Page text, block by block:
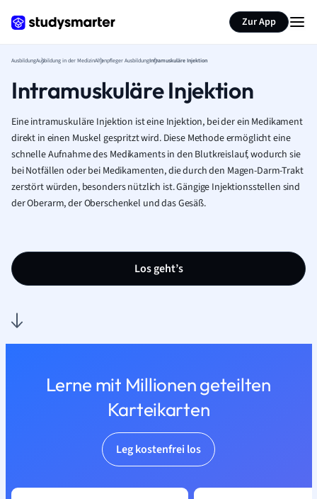
Zur App
AusbildungAusbildung in der MedizinAltenpfleger AusbildungIntramuskuläre Injektion
Intramuskuläre Injektion
Eine intramuskuläre Injektion ist eine Injektion, bei der ein Medikament
direkt in einen Muskel gespritzt wird. Diese Methode ermöglicht eine
schnelle Aufnahme des Medikaments in den Blutkreislauf, wodurch sie
bei Notfällen oder bei Medikamenten, die durch den Magen-Darm-Trakt
zerstört würden, besonders nützlich ist. Gängige Injektionsstellen sind
der Oberarm, der Oberschenkel und das Gesäß.
Los geht’s
Lerne mit Millionen geteilten
Karteikarten
Leg kostenfrei los